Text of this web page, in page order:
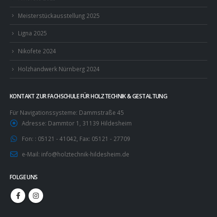
Meisterstückausstellung 2025
Ligna 2025
Nikofete 2024
Holzhandwerk Nürnberg 2024
KONTAKT ZUR FACHSCHULE FÜR HOLZTECHNIK & GESTALTUNG
Für Navigationssysteme: Dammstraße 45
Adresse: Dammtor 1, 31139 Hildesheim
Fon: : 05121 - 41042, Fax: 05121 - 27709
e-Mail: info@holztechnik-hildesheim.de
FOLGE UNS